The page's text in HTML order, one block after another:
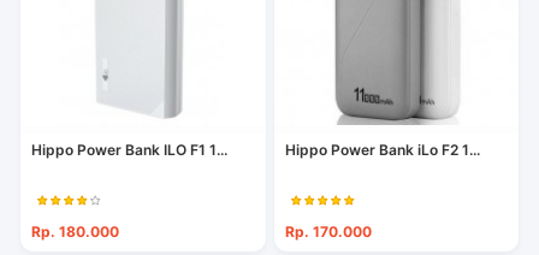
Hippo Power Bank ILO F1 1...
Rp. 180.000
Hippo Power Bank iLo F2 1...
Rp. 170.000